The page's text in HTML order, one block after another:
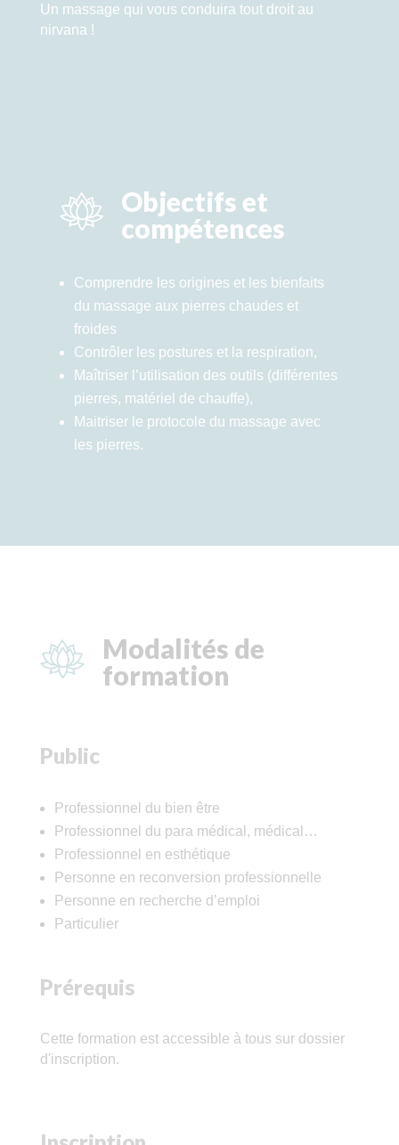
Un massage qui vous conduira tout droit au
nirvana !
Objectifs et
compétences
Comprendre les origines et les bienfaits
du massage aux pierres chaudes et
froides
Contrôler les postures et la respiration,
Maîtriser l’utilisation des outils (différentes
pierres, matériel de chauffe),
Maitriser le protocole du massage avec
les pierres.
Modalités de
formation
Public
Professionnel du bien être
Professionnel du para médical, médical…
Professionnel en esthétique
Personne en reconversion professionnelle
Personne en recherche d’emploi
Particulier
Prérequis
Cette formation est accessible à tous sur dossier
d'inscription.